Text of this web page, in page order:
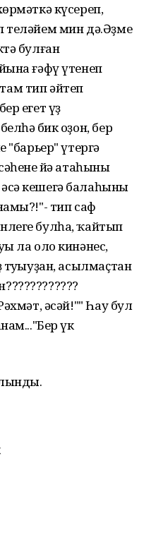
күсереп,
теләйем мин дә.Әҙме
булған
ғәфү үтенеп
тип әйтеп
егет үҙ
бик оҙон, бер
"барьер" үтергә
йә атаһының
кешегә балаһының
тип саф
булһа, ҡайтып
ла оло кинәнес,
асылмаҫтан
әсәй!"" Һау бул
үк